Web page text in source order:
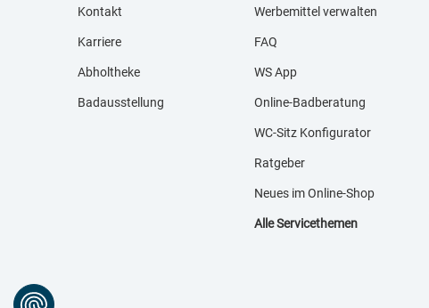
Kontakt
Karriere
Abholtheke
Badausstellung
Werbemittel verwalten
FAQ
WS App
Online-Badberatung
WC-Sitz Konfigurator
Ratgeber
Neues im Online-Shop
Alle Servicethemen